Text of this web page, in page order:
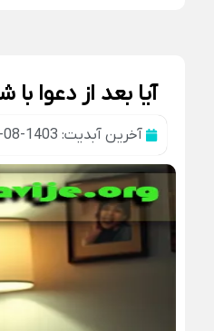
آیا بعد از دعوا
آخرین آبدیت: 1403-08-11